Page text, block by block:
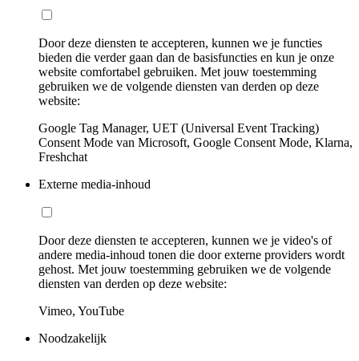
Door deze diensten te accepteren, kunnen we je functies
bieden die verder gaan dan de basisfuncties en kun je onze
website comfortabel gebruiken. Met jouw toestemming
gebruiken we de volgende diensten van derden op deze
website:
Google Tag Manager, UET (Universal Event Tracking)
Consent Mode van Microsoft, Google Consent Mode, Klarna,
Freshchat
Externe media-inhoud
Door deze diensten te accepteren, kunnen we je video's of
andere media-inhoud tonen die door externe providers wordt
gehost. Met jouw toestemming gebruiken we de volgende
diensten van derden op deze website:
Vimeo, YouTube
Noodzakelijk